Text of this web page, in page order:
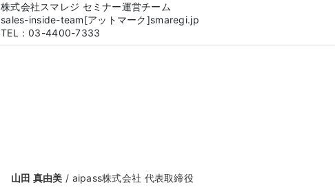
株式会社スマレジ セミナー運営チーム
sales-inside-team[アットマーク]smaregi.jp
TEL：03-4400-7333
山田 真由美 / aipass株式会社 代表取締役